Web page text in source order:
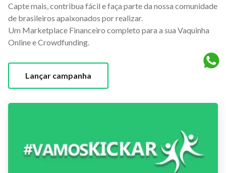
Capte mais, contribua fácil e faça parte da nossa comunidade
de brasileiros apaixonados por realizar.
Um Marketplace Financeiro completo para a sua Vaquinha
Online e Crowdfunding.
Lançar campanha